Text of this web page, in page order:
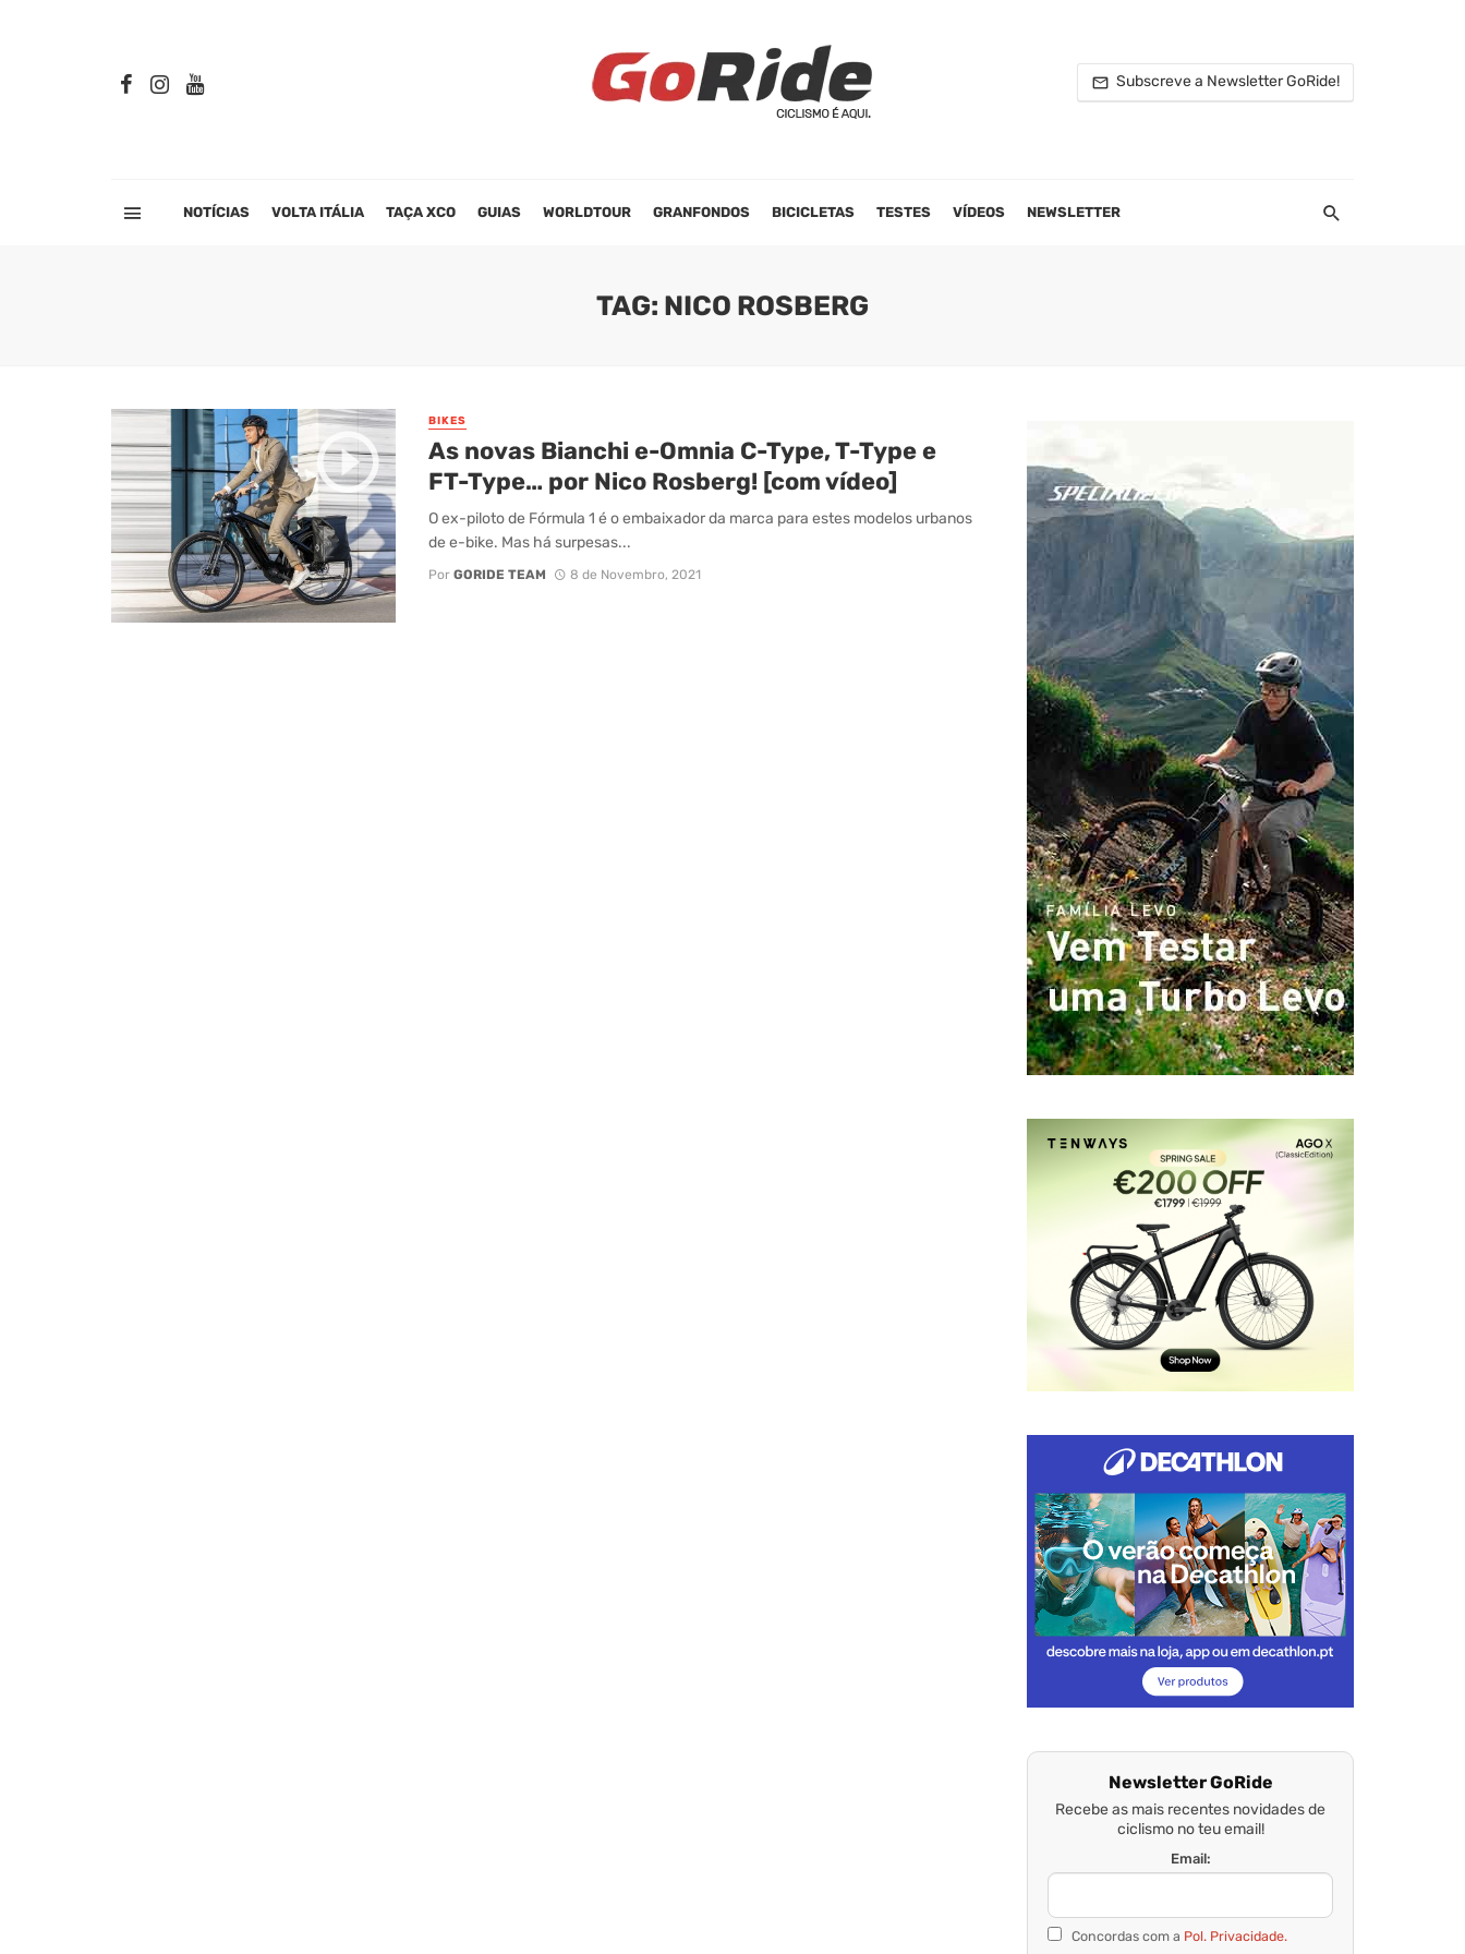
Subscreve a Newsletter GoRide!
NOTÍCIAS VOLTA ITÁLIA TAÇA XCO GUIAS WORLDTOUR GRANFONDOS BICICLETAS TESTES VÍDEOS NEWSLETTER
TAG: NICO ROSBERG
BIKES
As novas Bianchi e-Omnia C-Type, T-Type e
FT-Type… por Nico Rosberg! [com vídeo]
O ex-piloto de Fórmula 1 é o embaixador da marca para estes modelos urbanos
de e-bike. Mas há surpesas...
Por GORIDE TEAM 8 de Novembro, 2021
Newsletter GoRide
Recebe as mais recentes novidades de
ciclismo no teu email!
Email:
Concordas com a Pol. Privacidade.